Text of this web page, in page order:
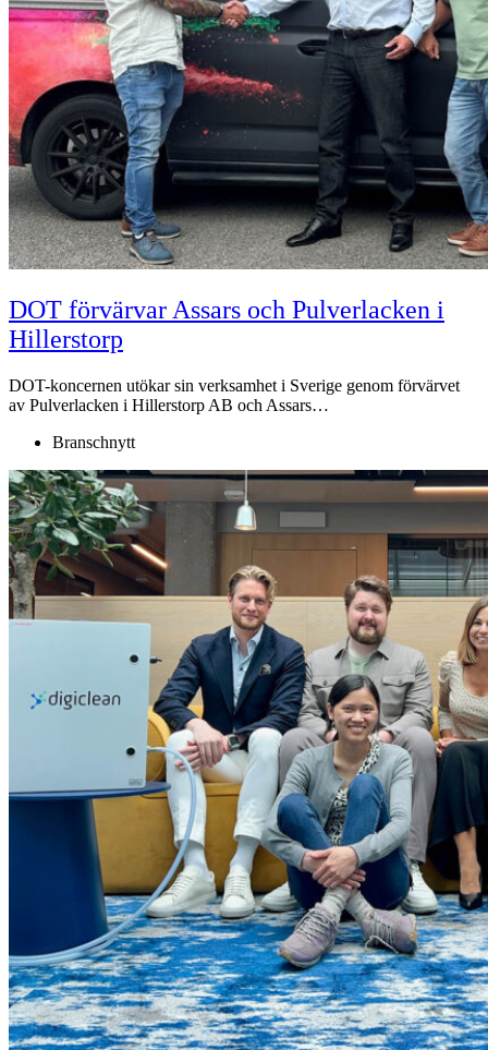
DOT förvärvar Assars och Pulverlacken i
Hillerstorp
DOT-koncernen utökar sin verksamhet i Sverige genom förvärvet
av Pulverlacken i Hillerstorp AB och Assars…
Branschnytt